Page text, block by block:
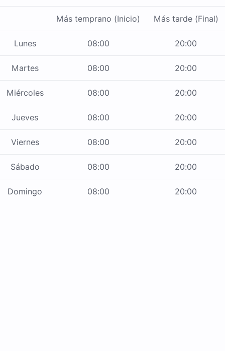
Más temprano (Inicio) Más tarde (Final)
Lunes 08:00 20:00
Martes 08:00 20:00
Miércoles 08:00 20:00
Jueves 08:00 20:00
Viernes 08:00 20:00
Sábado 08:00 20:00
Domingo 08:00 20:00